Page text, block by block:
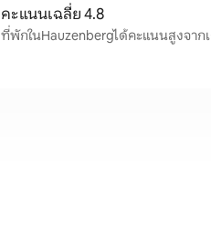
คะแนนเฉลี่ย 4.8
ที่พักในHauzenbergได้คะแนนสูงจาก